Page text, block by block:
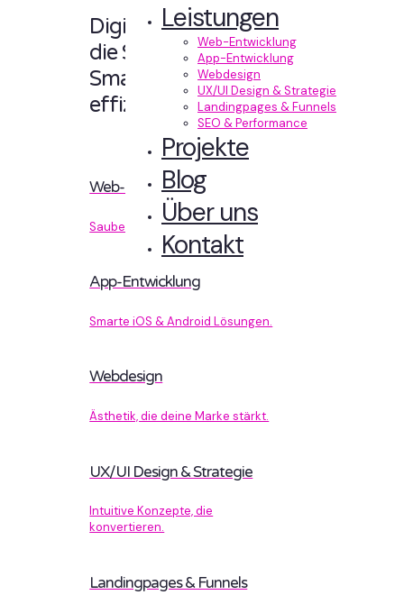
Leistungen
Web-Entwicklung
App-Entwicklung
Webdesign
UX/UI Design & Strategie
Landingpages & Funnels
SEO & Performance
Projekte
Blog
Über uns
Kontakt
Digitale Erlebnisse,
die Sinn machen.
Smart designt und
effizient entwickelt.
Web-Entwicklung
Sauberer Code, der performt.
App-Entwicklung
Smarte iOS & Android Lösungen.
Webdesign
Ästhetik, die deine Marke stärkt.
UX/UI Design & Strategie
Intuitive Konzepte, die
konvertieren.
Landingpages & Funnels